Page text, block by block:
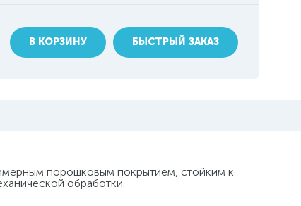
В КОРЗИНУ БЫСТРЫЙ ЗАКАЗ
порошковым покрытием, стойким к
обработки.